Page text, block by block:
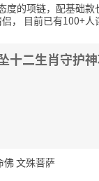
度的项链，配基础款
， 目前已有100+人
十二生肖守护
佛 文殊菩萨